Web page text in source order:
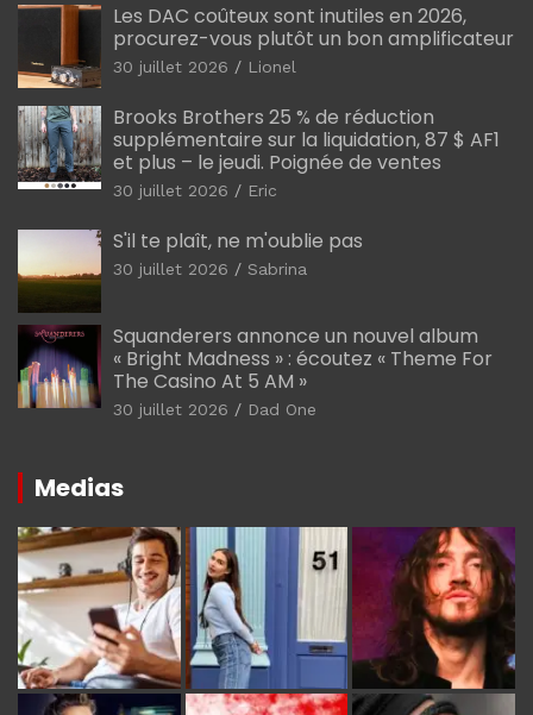
Les DAC coûteux sont inutiles en 2026,
procurez-vous plutôt un bon amplificateur
30 juillet 2026 Lionel
Brooks Brothers 25 % de réduction
supplémentaire sur la liquidation, 87 $ AF1
et plus – le jeudi. Poignée de ventes
30 juillet 2026 Eric
S'il te plaît, ne m'oublie pas
30 juillet 2026 Sabrina
Squanderers annonce un nouvel album
« Bright Madness » : écoutez « Theme For
The Casino At 5 AM »
30 juillet 2026 Dad One
Medias